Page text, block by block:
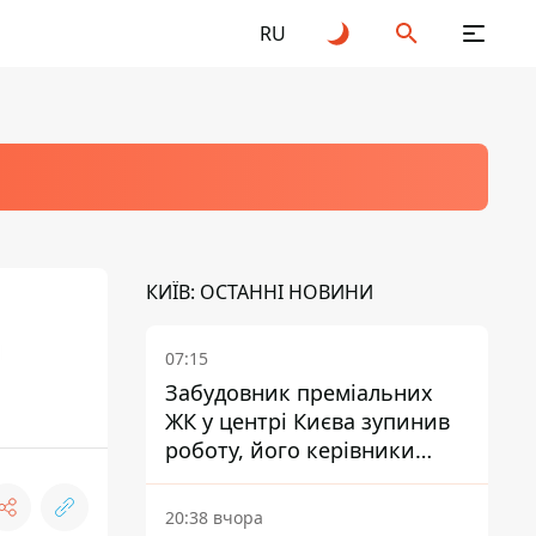
RU
КИЇВ: ОСТАННІ НОВИНИ
07:15
Забудовник преміальних
ЖК у центрі Києва зупинив
роботу, його керівники
втекли з України - Bihus.info
20:38 вчора